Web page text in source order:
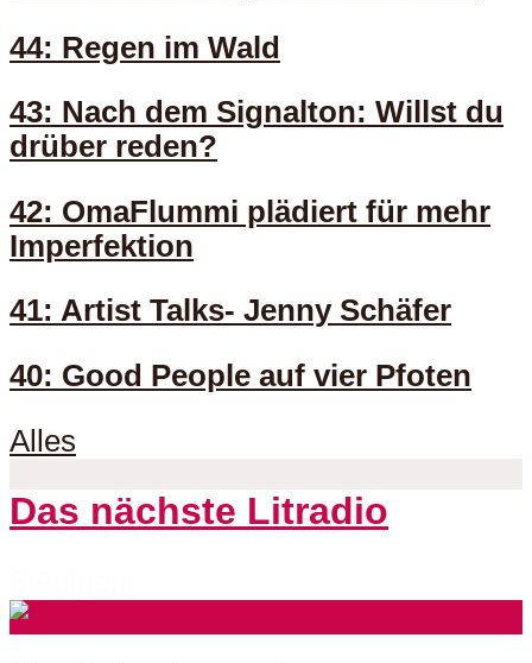
44: Regen im Wald
43: Nach dem Signalton: Willst du
drüber reden?
42: OmaFlummi plädiert für mehr
Imperfektion
41: Artist Talks- Jenny Schäfer
40: Good People auf vier Pfoten
Alles
Das nächste Litradio